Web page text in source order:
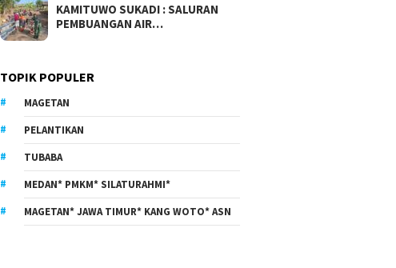
KAMITUWO SUKADI : SALURAN
PEMBUANGAN AIR…
TOPIK POPULER
MAGETAN
PELANTIKAN
TUBABA
MEDAN* PMKM* SILATURAHMI*
MAGETAN* JAWA TIMUR* KANG WOTO* ASN